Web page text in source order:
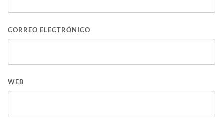
CORREO ELECTRÓNICO
WEB